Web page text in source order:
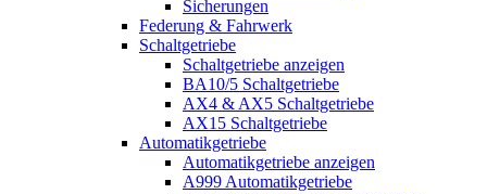
Sicherungen
Federung & Fahrwerk
Schaltgetriebe
Schaltgetriebe anzeigen
BA10/5 Schaltgetriebe
AX4 & AX5 Schaltgetriebe
AX15 Schaltgetriebe
Automatikgetriebe
Automatikgetriebe anzeigen
A999 Automatikgetriebe